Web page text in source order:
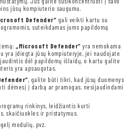
jūsų kompiuterio saugumu.
Defender“ gali veikti kartu su
suteikdamas jums papildomą
„Microsoft Defender“ yra nemokama
yra įdiegta jūsų kompiuteryje, jei naudojate
jaudintis dėl papildomų išlaidų, o kartu galite
yra apsaugotas.
, galite būti tikri, kad jūsų duomenys
dėmesį į darbą ar pramogas, nesijaudindami
rinkinys, leidžiantis kurti
skaičiuokles ir pristatymus.
modulių, pvz.